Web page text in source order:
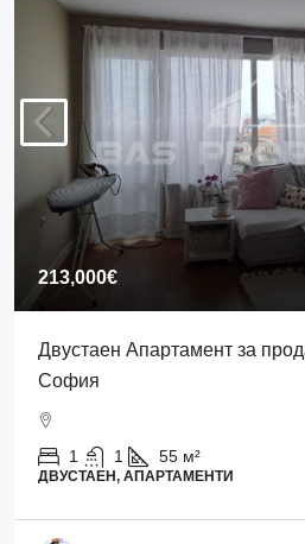
213,000€
Двустаен Апартамент за
София
1 1 55 м²
ДВУСТАЕН, АПАРТАМЕНТИ